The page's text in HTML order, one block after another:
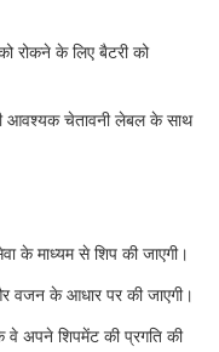
रोकने के लिए बैटरी को
आवश्यक चेतावनी लेबल के साथ
के माध्यम से शिप की जाएगी।
वजन के आधार पर की जाएगी।
वे अपने शिपमेंट की प्रगति की